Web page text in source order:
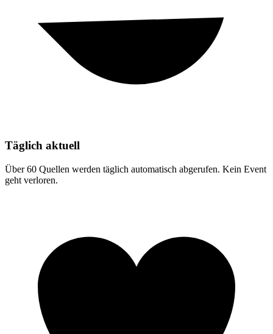
Täglich aktuell
Über 60 Quellen werden täglich automatisch abgerufen. Kein Event
geht verloren.